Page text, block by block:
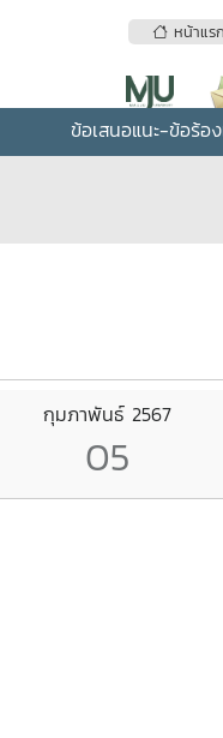
หน้าแรก
ข้อเสนอแนะ-ข้อร้อ
กุมภาพันธ์ 2567
05